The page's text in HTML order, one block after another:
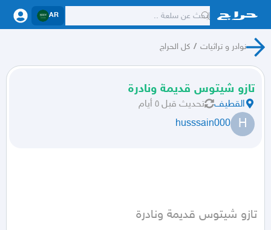
AR
نوادر و تراثيات / كل الحراج
تازو شيتوس قديمة ونادرة
القطيف تحديث قبل ٥ أيام
H
husssain000